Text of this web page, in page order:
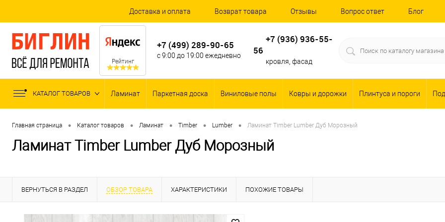
Доставка и оплата Возврат товара Отзывы Вопрос ответ Блог
Рейтинг
+7 (499) 289-90-65
с 9:00 до 19:00 ежедневно
+7 (936) 936-55-
56
кровля, фасад
КАТАЛОГ ТОВАРОВ Ламинат Паркетная доска Виниловые полы Ковры и дорожки Плинтуса и пороги
Главная страница • Каталог товаров • Ламинат • Timber • Lumber • Ламинат Timber Lumber Дуб Морозный
Ламинат Timber Lumber Дуб Морозный
ВЕРНУТЬСЯ В РАЗДЕЛ ОБЗОР ТОВАРА ХАРАКТЕРИСТИКИ ПОХОЖИЕ ТОВАРЫ